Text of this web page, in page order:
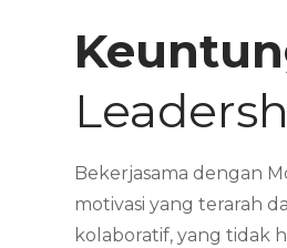
Bekerjasama dengan
motivasi yang terarah
kolaboratif, yang tidak